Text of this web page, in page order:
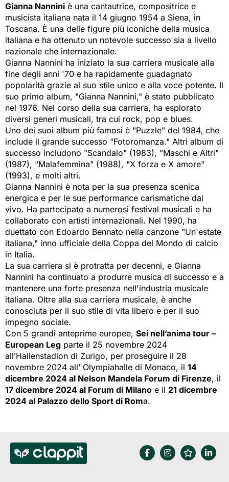
Gianna Nannini è una cantautrice, compositrice e
musicista italiana nata il 14 giugno 1954 a Siena, in
Toscana. È una delle figure più iconiche della musica
italiana e ha ottenuto un notevole successo sia a livello
nazionale che internazionale.
Gianna Nannini ha iniziato la sua carriera musicale alla
fine degli anni '70 e ha rapidamente guadagnato
popolarità grazie al suo stile unico e alla voce potente. Il
suo primo album, "Gianna Nannini," è stato pubblicato
nel 1976. Nel corso della sua carriera, ha esplorato
diversi generi musicali, tra cui rock, pop e blues.
Uno dei suoi album più famosi è "Puzzle" del 1984, che
include il grande successo "Fotoromanza." Altri album di
successo includono "Scandalo" (1983), "Maschi e Altri"
(1987), "Malafemmina" (1988), "X forza e X amore"
(1993), e molti altri.
Gianna Nannini è nota per la sua presenza scenica
energica e per le sue performance carismatiche dal
vivo. Ha partecipato a numerosi festival musicali e ha
collaborato con artisti internazionali. Nel 1990, ha
duettato con Edoardo Bennato nella canzone "Un'estate
italiana," inno ufficiale della Coppa del Mondo di calcio
in Italia.
La sua carriera si è protratta per decenni, e Gianna
Nannini ha continuato a produrre musica di successo e a
mantenere una forte presenza nell'industria musicale
italiana. Oltre alla sua carriera musicale, è anche
conosciuta per il suo stile di vita libero e per il suo
impegno sociale.
Con 5 grandi anteprime europee, Sei nell’anima tour –
European Leg parte il 25 novembre 2024
all’Hallenstadion di Zurigo, per proseguire il 28
novembre 2024 all’ Olympiahalle di Monaco, il 14
dicembre 2024 al Nelson Mandela Forum di Firenze, il
17 dicembre 2024 al Forum di Milano e il 21 dicembre
2024 al Palazzo dello Sport di Roma.